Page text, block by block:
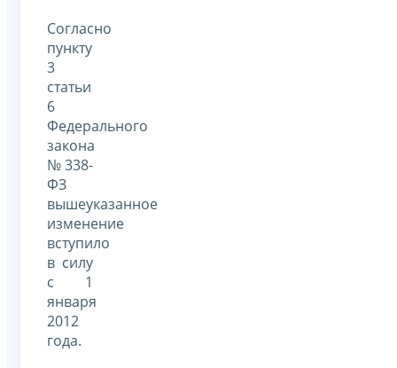
Согласно
пункту
3
статьи
6
Федерального
закона
№ 338-
ФЗ
вышеуказанное
изменение
вступило
в силу
с 1
января
2012
года.